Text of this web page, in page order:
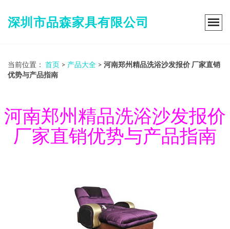
深圳市品森家具有限公司
当前位置： 首页 > 产品大全 > 河南郑州精品洗浴沙发报价 厂家直销
优势与产品指南
河南郑州精品洗浴沙发报价
厂家直销优势与产品指南